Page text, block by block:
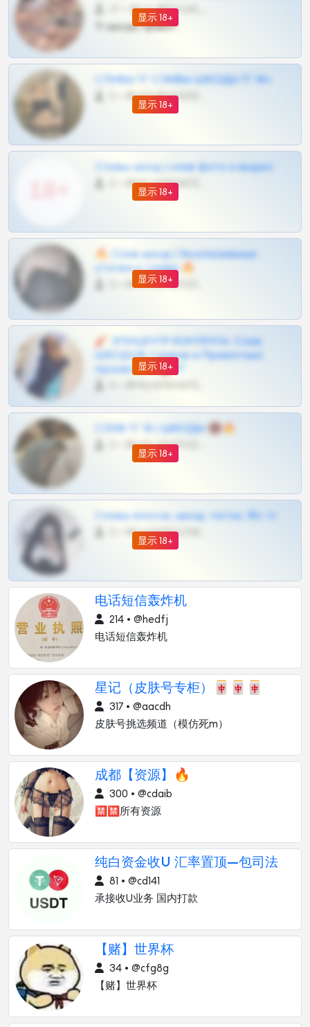
显示 18+
Тг шкоды приват
显示 18+
СЛИВЫ ТГ СЛИВЫ ШКОДЫ ТГ 18+
显示 18+
Сливы шкод | слив фото и видео
显示 18+
🔥 Слив шкод | Эксклюзивные
утечки и сливы 🔥
显示 18+
🧨 ЭПИЦЕНТР КОНТЕНТА: Слив
ШКОДОВ Сливов и Приватных
Архивов ТГ 🔞💎
显示 18+
СЛИВ ТГ 18 | ШКОДЫ 🔞🔥
显示 18+
Сливы вписок, шкод, теток, 18+ тг
电话短信轰炸机
214 • @hedfj
电话短信轰炸机
星记（皮肤号专柜）🀄️🀄️🀄️
317 • @aacdh
皮肤号挑选频道（模仿死m）
成都【资源】🔥
300 • @cdaib
🈲🈲所有资源
纯白资金收U 汇率置顶—包司法
81 • @cd141
承接收U业务 国内打款
【赌】世界杯
34 • @cfg8g
【赌】世界杯